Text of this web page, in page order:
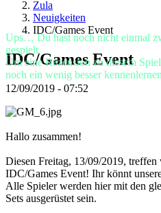
Spiel
Gameplay
In-
Game
Events
Neuigkeiten
Media
Guides
Zula
Neuigkeiten
IDC/Games Event
IDC/Games Event
12/09/2019 - 07:52
Hallo zusammen!
Diesen Freitag, 13/09/2019,
IDC/Games Event! Ihr könnt
Alle Spieler werden hier mit den
Sets ausgerüstet sein.
Ups… Du hast noch nicht einmal
gespielt.
Um eine Rezension zu diesem
noch ein wenig besser